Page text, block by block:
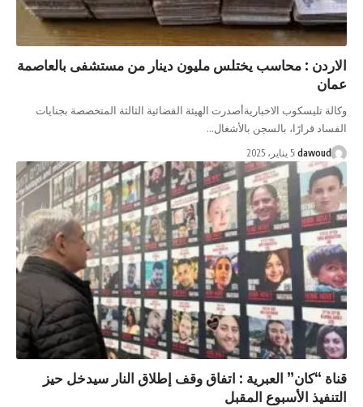
: محاسب يختلس مليون دينار من مستشفى بالعاصمة
تليسكوب الاخباريةأصدرت الهيئة القضائية الثالثة المتخصصة بجنايات
قرارًا، بالسجن بالأشغال…
dawoud 5 يناير، 2025
“كان” العبرية : اتفاق وقف إطلاق النار سيدخل حيز
الأسبوع المقبل